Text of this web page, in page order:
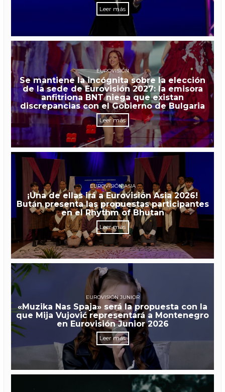
Leer más
EUROVISIÓN
Se mantiene la incógnita sobre la elección
de la sede de Eurovisión 2027: la emisora
anfitriona BNT niega que existan
discrepancias con el Gobierno de Bulgaria
Leer más
EUROVISIÓN ASIA
¡Una de ellas irá a Eurovisión Asia 2026!
Bután presenta las propuestas participantes
en el Rhythm of Bhutan
Leer más
EUROVISIÓN JUNIOR
«Muzika Nas Spaja» será la propuesta con la
que Mija Vujović representará a Montenegro
en Eurovisión Junior 2026
Leer más